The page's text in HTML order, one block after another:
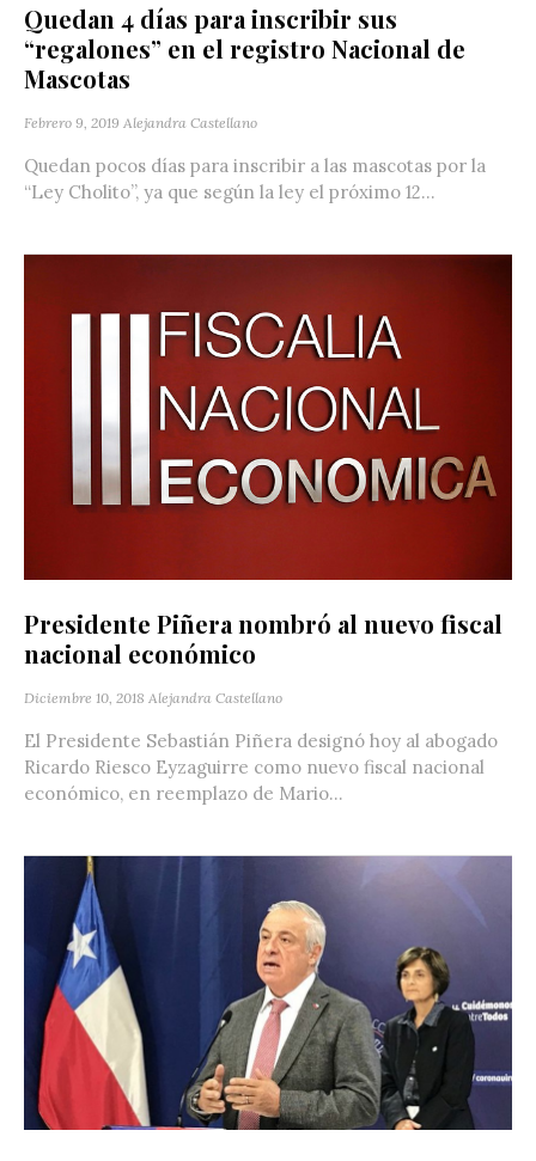
Quedan 4 días para inscribir sus
“regalones” en el registro Nacional de
Mascotas
Febrero 9, 2019 Alejandra Castellano
Quedan pocos días para inscribir a las mascotas por la
“Ley Cholito”, ya que según la ley el próximo 12...
Presidente Piñera nombró al nuevo fiscal
nacional económico
Diciembre 10, 2018 Alejandra Castellano
El Presidente Sebastián Piñera designó hoy al abogado
Ricardo Riesco Eyzaguirre como nuevo fiscal nacional
económico, en reemplazo de Mario...